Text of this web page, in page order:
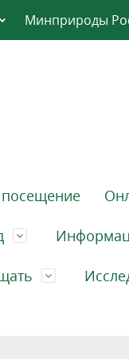
Минприроды